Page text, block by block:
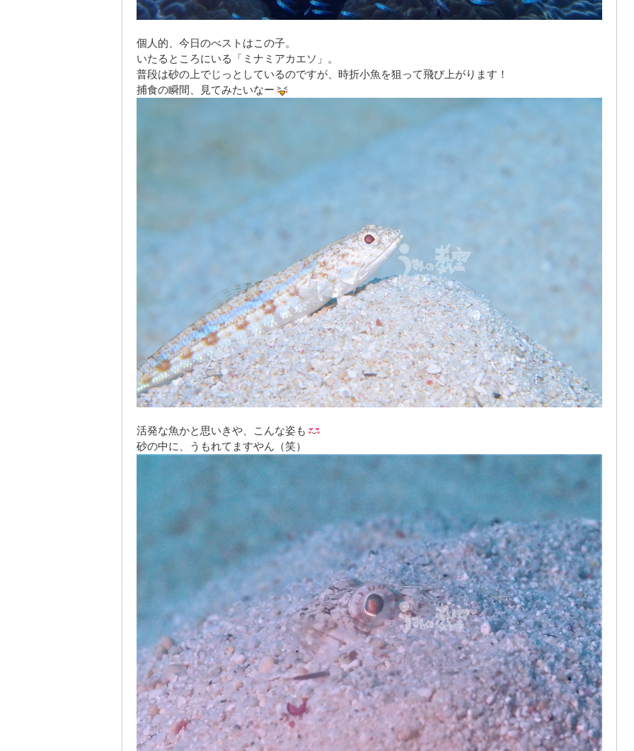
個人的、今日のべストはこの子。
いたるところにいる「ミナミアカエソ」。
普段は砂の上でじっとしているのですが、時折小魚を狙って飛び上がります！
捕食の瞬間、見てみたいなー
活発な魚かと思いきや、こんな姿も
砂の中に、うもれてますやん（笑）